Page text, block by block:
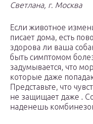
Светлана, г. Москва
Если животное
писает дома, есть
здорова ли ваша
быть симптомом
задумывается, что
которые даже
Представьте, что
не защищает даже .
наденешь